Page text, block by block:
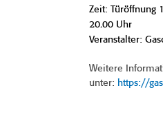
Zeit: Türöffnung
20.00 Uhr
Veranstalter:
Weitere
unter: https://